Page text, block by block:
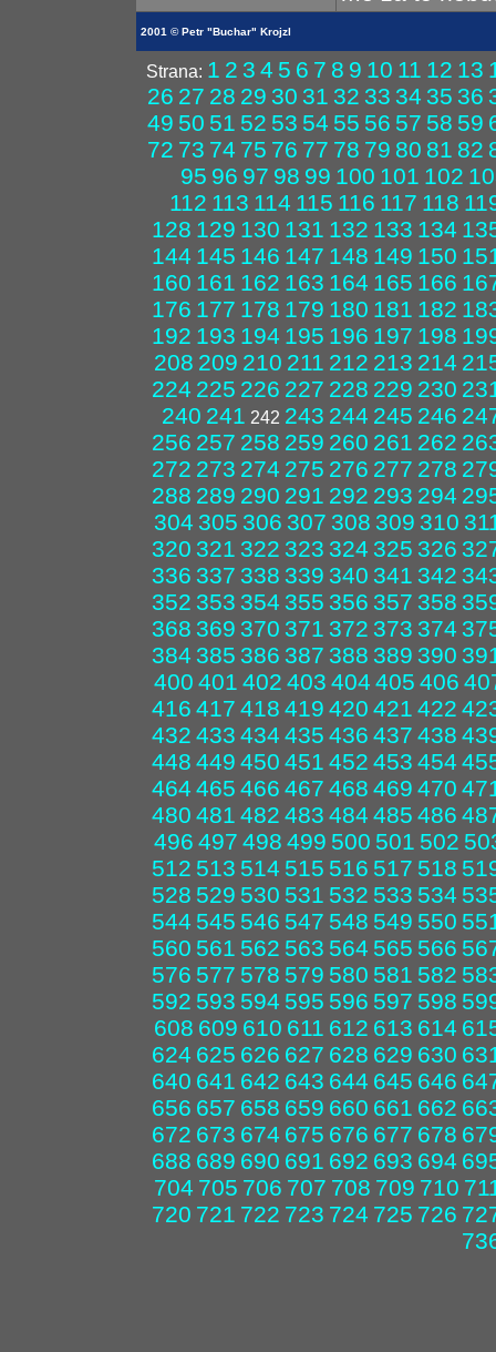
2001 © Petr "Buchar" Krojzl
Strana: 1 2 3 4 5 6 7 8 9 10 11 12 13
26 27 28 29 30 31 32 33 34 35 36
49 50 51 52 53 54 55 56 57 58 59
72 73 74 75 76 77 78 79 80 81 82
95 96 97 98 99 100 101 102
112 113 114 115 116 117 118
128 129 130 131 132 133 134
144 145 146 147 148 149 150
160 161 162 163 164 165 166
176 177 178 179 180 181 182
192 193 194 195 196 197 198
208 209 210 211 212 213 214
224 225 226 227 228 229 230
240 241 242 243 244 245 246
256 257 258 259 260 261 262
272 273 274 275 276 277 278
288 289 290 291 292 293 294
304 305 306 307 308 309 310
320 321 322 323 324 325 326
336 337 338 339 340 341 342
352 353 354 355 356 357 358
368 369 370 371 372 373 374
384 385 386 387 388 389 390
400 401 402 403 404 405 406
416 417 418 419 420 421 422
432 433 434 435 436 437 438
448 449 450 451 452 453 454
464 465 466 467 468 469 470
480 481 482 483 484 485 486
496 497 498 499 500 501 502
512 513 514 515 516 517 518
528 529 530 531 532 533 534
544 545 546 547 548 549 550
560 561 562 563 564 565 566
576 577 578 579 580 581 582
592 593 594 595 596 597 598
608 609 610 611 612 613 614
624 625 626 627 628 629 630
640 641 642 643 644 645 646
656 657 658 659 660 661 662
672 673 674 675 676 677 678
688 689 690 691 692 693 694
704 705 706 707 708 709 710
720 721 722 723 724 725 726